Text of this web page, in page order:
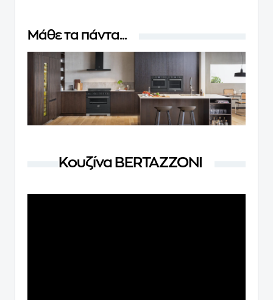
Μάθε τα πάντα...
Κουζίνα BERTAZZONI